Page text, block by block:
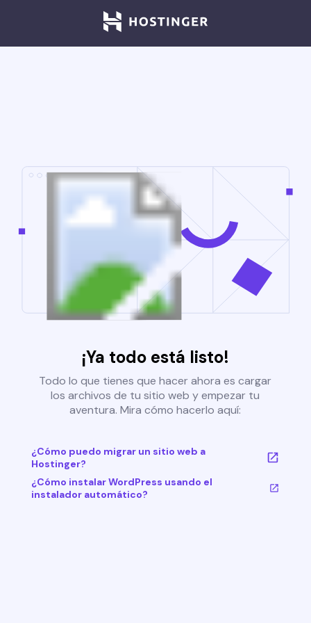
¡Ya todo está listo!
Todo lo que tienes que hacer ahora es cargar
los archivos de tu sitio web y empezar tu
aventura. Mira cómo hacerlo aquí:
¿Cómo puedo migrar un sitio web a
Hostinger?
¿Cómo instalar WordPress usando el
instalador automático?